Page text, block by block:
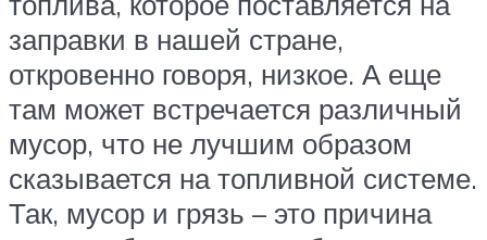
заправки в нашей стране,
откровенно говоря, низкое. А еще
там может встречается различный
мусор, что не лучшим образом
сказывается на топливной системе.
Так, мусор и грязь – это причина